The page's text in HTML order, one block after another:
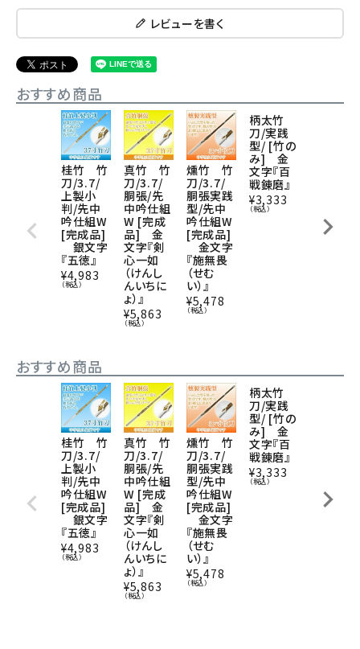
レビューを書く
おすすめ商品
桂竹 竹
刀/3.7/
上製小
判/先中
吟仕組W
[完成品]
銀文字
『五徳』
¥4,983
（税込）
真竹 竹
刀/3.7/
胴張/先
中吟仕組
W [完成
品] 金
文字『剣
心一如
（けんし
んいちに
ょ）』
¥5,863
（税込）
燻竹 竹
刀/3.7/
胴張実践
型/先中
吟仕組W
[完成品]
金文字
『施無畏
（せむ
い）』
¥5,478
（税込）
柄太竹
刀/実践
型/ [竹の
み] 金
文字『百
戦錬磨』
¥3,333
（税込）
吟仕組W
[完成品]
おすすめ商品
桂竹 竹
刀/3.7/
上製小
判/先中
吟仕組W
[完成品]
銀文字
『五徳』
¥4,983
（税込）
真竹 竹
刀/3.7/
胴張/先
中吟仕組
W [完成
品] 金
文字『剣
心一如
（けんし
んいちに
ょ）』
¥5,863
（税込）
燻竹 竹
刀/3.7/
胴張実践
型/先中
吟仕組W
[完成品]
金文字
『施無畏
（せむ
い）』
¥5,478
（税込）
柄太竹
刀/実践
型/ [竹の
み] 金
文字『百
戦錬磨』
¥3,333
（税込）
吟仕組W
[完成品]